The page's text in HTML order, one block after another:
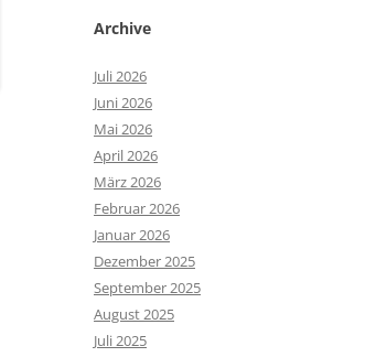
Archive
Juli 2026
Juni 2026
Mai 2026
April 2026
März 2026
Februar 2026
Januar 2026
Dezember 2025
September 2025
August 2025
Juli 2025